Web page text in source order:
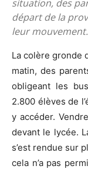
situation, des
départ de la
leur mouvement.
La colère gronde
matin, des
obligeant les
2.800 élèves de
y accéder.
devant le lycée.
s’est rendue sur
cela n’a pas